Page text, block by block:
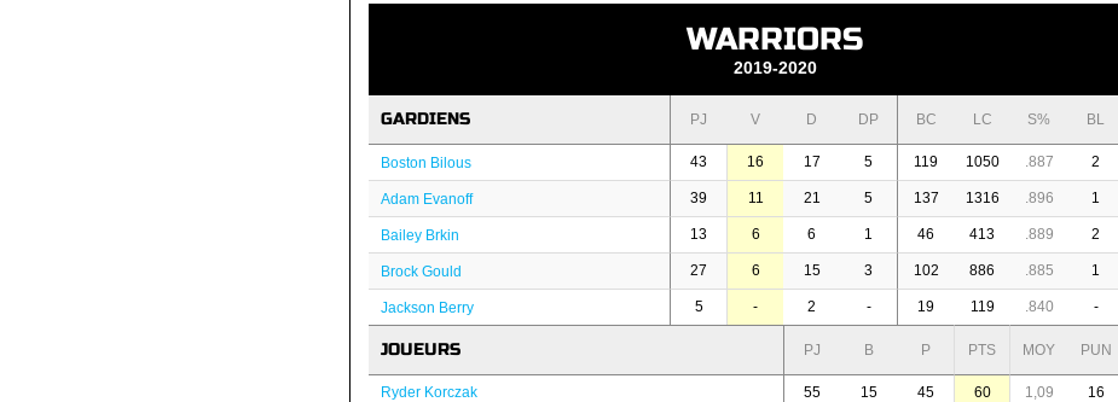
WARRIORS
2019-2020
GARDIENS PJ V D DP BC LC S% BL
Boston Bilous 43 16 17 5 119 1050 .887 2
Adam Evanoff 39 11 21 5 137 1316 .896 1
Bailey Brkin 13 6 6 1 46 413 .889 2
Brock Gould 27 6 15 3 102 886 .885 1
Jackson Berry 5 - 2 - 19 119 .840 -
JOUEURS PJ B P PTS MOY PUN
Ryder Korczak 55 15 45 60 1,09 16